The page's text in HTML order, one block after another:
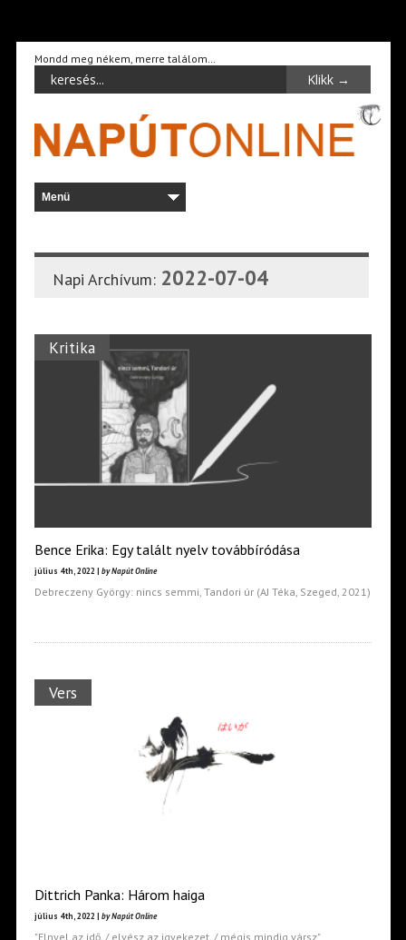
Mondd meg nékem, merre találom…
Napi Archívum: 2022-07-04
Kritika
Bence Erika: Egy talált nyelv továbbíródása
július 4th, 2022 | by Napút Online
Debreczeny György: nincs semmi, Tandori úr (AJ Téka, Szeged, 2021)
Vers
Dittrich Panka: Három haiga
július 4th, 2022 | by Napút Online
"Elnyel az idő, / elvész az igyekezet, / mégis mindig vársz"